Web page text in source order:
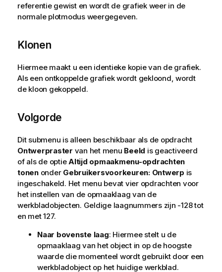
referentie gewist en wordt de grafiek weer in de
normale plotmodus weergegeven.
Klonen
Hiermee maakt u een identieke kopie van de grafiek.
Als een ontkoppelde grafiek wordt gekloond, wordt
de kloon gekoppeld.
Volgorde
Dit submenu is alleen beschikbaar als de opdracht
Ontwerpraster van het menu Beeld is geactiveerd
of als de optie Altijd opmaakmenu-opdrachten
tonenonder Gebruikersvoorkeuren: Ontwerp is
ingeschakeld. Het menu bevat vier opdrachten voor
het instellen van de opmaaklaag van de
werkbladobjecten. Geldige laagnummers zijn -128 tot
en met 127.
Naar bovenste laag: Hiermee stelt u de
opmaaklaag van het object in op de hoogste
waarde die momenteel wordt gebruikt door een
werkbladobject op het huidige werkblad.